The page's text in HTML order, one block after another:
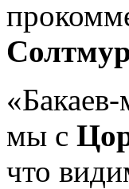
мы с
что